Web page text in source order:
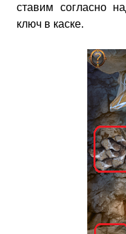
ставим согласно
ключ в каске.